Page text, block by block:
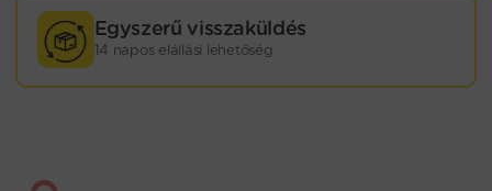
Egyszerű visszaküldés
14 napos elállási lehetőség